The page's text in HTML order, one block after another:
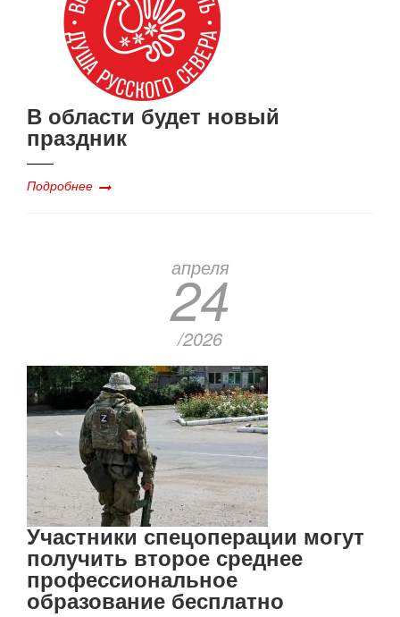
В области будет новый
праздник
Подробнее
апреля
24
/2026
Участники спецоперации могут
получить второе среднее
профессиональное
образование бесплатно